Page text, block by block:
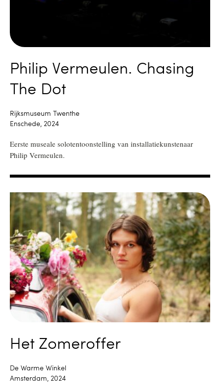
Philip Vermeulen. Chasing
The Dot
Rijksmuseum Twenthe
Enschede, 2024
Eerste museale solotentoonstelling van installatiekunstenaar
Philip Vermeulen.
Het Zomeroffer
De Warme Winkel
Amsterdam, 2024